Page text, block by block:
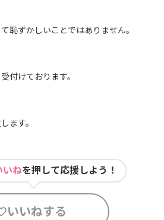
恥ずかしいことではありません。
付けております。
ます。
いねを押して応援しよう！
いいねする